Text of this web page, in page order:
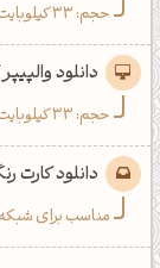
حجم: 33 کیلوبایت
دانلود
حجم: 33 کیلوبایت
دانلود
مناسب برای